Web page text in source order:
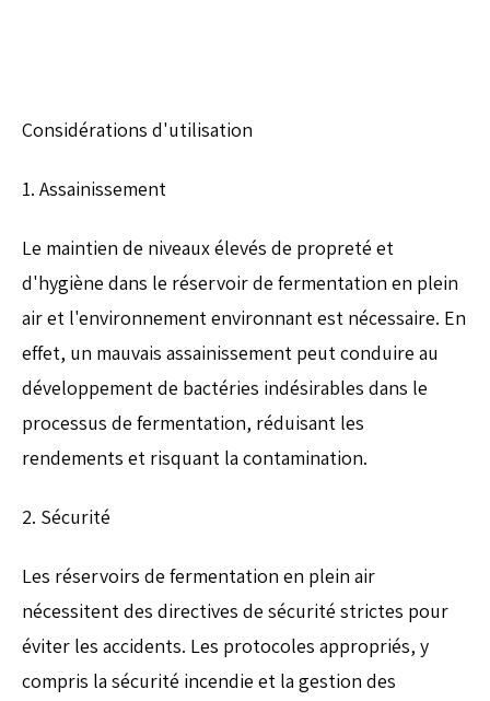
Considérations d'utilisation
1. Assainissement
Le maintien de niveaux élevés de propreté et
d'hygiène dans le réservoir de fermentation en plein
air et l'environnement environnant est nécessaire. En
effet, un mauvais assainissement peut conduire au
développement de bactéries indésirables dans le
processus de fermentation, réduisant les
rendements et risquant la contamination.
2. Sécurité
Les réservoirs de fermentation en plein air
nécessitent des directives de sécurité strictes pour
éviter les accidents. Les protocoles appropriés, y
compris la sécurité incendie et la gestion des